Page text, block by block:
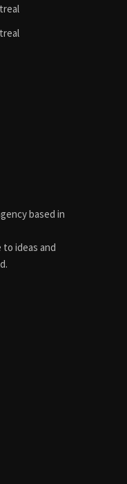
based in
to ideas and